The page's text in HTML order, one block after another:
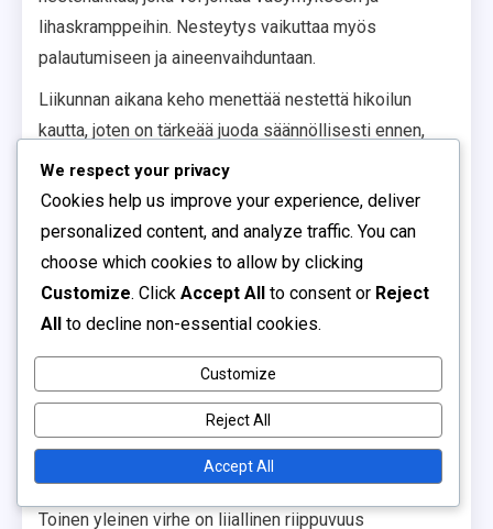
lihaskramppeihin. Nesteytys vaikuttaa myös
palautumiseen ja aineenvaihduntaan.
Liikunnan aikana keho menettää nestettä hikoilun
kautta, joten on tärkeää juoda säännöllisesti ennen,
aikana ja jälkeen harjoituksen. Yleinen suositus on
juoda noin 0.5-1 litra vettä tuntia kohti liikuntaa, mutta
tarpeet voivat vaihdella yksilöllisesti.
Yleisimmät virheet
Yleisimmät virheet energiansaannissa ja
nesteytyksessä liittyvät usein riittämättömään
suunnitteluun. Monet unohtavat syödä ennen liikuntaa
tai eivät juo tarpeeksi nestettä. Tämä voi johtaa
heikentyneeseen suorituskykyyn ja pitkän aikavälin
terveysongelmiin.
Toinen yleinen virhe on liiallinen riippuvuus
We respect your privacy
Cookies help us improve your experience, deliver
personalized content, and analyze traffic. You can
choose which cookies to allow by clicking
Customize. Click Accept All to consent or Reject
All to decline non-essential cookies.
Customize
Reject All
Accept All